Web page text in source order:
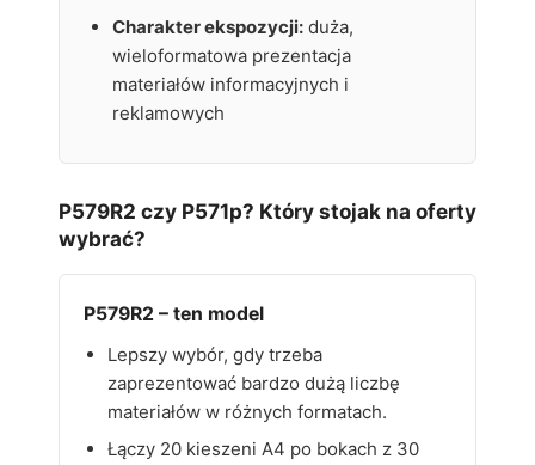
Charakter ekspozycji: duża,
wieloformatowa prezentacja
materiałów informacyjnych i
reklamowych
P579R2 czy P571p? Który stojak na oferty
wybrać?
P579R2 – ten model
Lepszy wybór, gdy trzeba
zaprezentować bardzo dużą liczbę
materiałów w różnych formatach.
Łączy 20 kieszeni A4 po bokach z 30